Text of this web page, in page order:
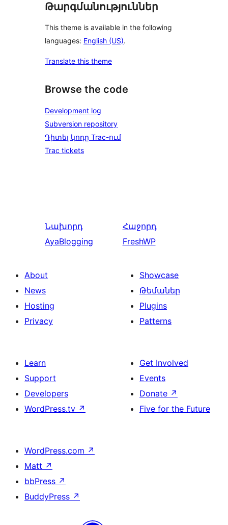
Թարգմանություններ
This theme is available in the following
languages: English (US).
Translate this theme
Browse the code
Development log
Subversion repository
Դիտել կոդը Trac-ում
Trac tickets
Նախորդ
AyaBlogging
Հաջորդ
FreshWP
About
News
Hosting
Privacy
Showcase
Թեմաներ
Plugins
Patterns
Learn
Support
Developers
WordPress.tv ↗
Get Involved
Events
Donate ↗
Five for the Future
WordPress.com ↗
Matt ↗
bbPress ↗
BuddyPress ↗